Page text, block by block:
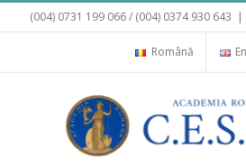
Skip
to
(004) 0731 199 066 / (004) 0374 930 643 |
Română